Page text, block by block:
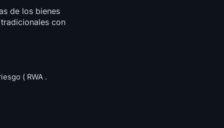
de los bienes
con
( RWA .